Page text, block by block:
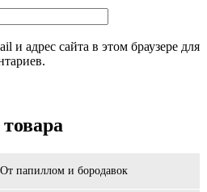
и адрес сайта в этом браузере для
От папиллом и бородавок